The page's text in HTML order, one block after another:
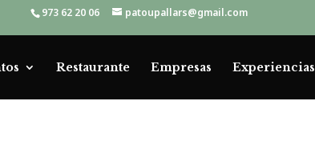
973 62 20 06
patoupallars@gmail.com
Restaurante Empresas Experiencias